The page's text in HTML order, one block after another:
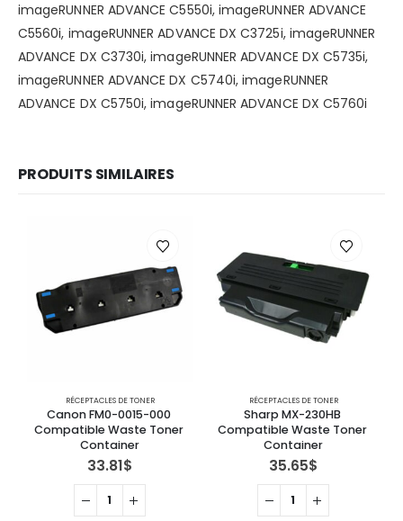
imageRUNNER ADVANCE C5550i, imageRUNNER ADVANCE
C5560i, imageRUNNER ADVANCE DX C3725i, imageRUNNER
ADVANCE DX C3730i, imageRUNNER ADVANCE DX C5735i,
imageRUNNER ADVANCE DX C5740i, imageRUNNER
ADVANCE DX C5750i, imageRUNNER ADVANCE DX C5760i
PRODUITS SIMILAIRES
RÉCEPTACLES DE TONER
Canon FM0-0015-000
Compatible Waste Toner
Container
33.81$
RÉCEPTACLES DE TONER
Sharp MX-230HB
Compatible Waste Toner
Container
35.65$